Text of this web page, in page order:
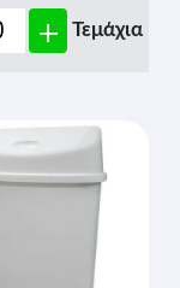
+ Τεμάχια